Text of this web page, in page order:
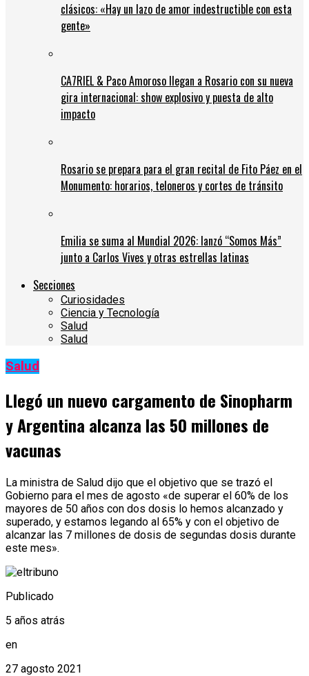
clásicos: «Hay un lazo de amor indestructible con esta
gente»
CA7RIEL & Paco Amoroso llegan a Rosario con su nueva
gira internacional: show explosivo y puesta de alto
impacto
Rosario se prepara para el gran recital de Fito Páez en el
Monumento: horarios, teloneros y cortes de tránsito
Emilia se suma al Mundial 2026: lanzó “Somos Más”
junto a Carlos Vives y otras estrellas latinas
Secciones
Curiosidades
Ciencia y Tecnología
Salud
Salud
Salud
Llegó un nuevo cargamento de Sinopharm
y Argentina alcanza las 50 millones de
vacunas
La ministra de Salud dijo que el objetivo que se trazó el
Gobierno para el mes de agosto «de superar el 60% de los
mayores de 50 años con dos dosis lo hemos alcanzado y
superado, y estamos legando al 65% y con el objetivo de
alcanzar las 7 millones de dosis de segundas dosis durante
este mes».
Publicado
5 años atrás
en
27 agosto 2021